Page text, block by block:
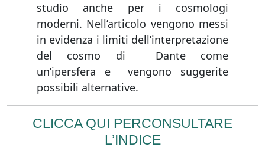
studio anche per i cosmologi
moderni. Nell’articolo vengono messi
in evidenza i limiti dell’interpretazione
del cosmo di Dante come
un’ipersfera e vengono suggerite
possibili alternative.
CLICCA QUI PERCONSULTARE
L’INDICE